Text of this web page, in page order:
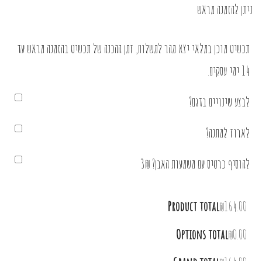
ניתן להזמנה מראש
תכשיט מוכן במלאי יצא מהר למשלוח, זמן ההכנה של תכשיט בהזמנה מראש עד
14 ימי עסקים.
לבצע שינויים בדגם?
לארוז למתנה?
להוסיף כרטיס עם משמעות האבן? 3₪
Product total₪164.00
Options total₪0.00